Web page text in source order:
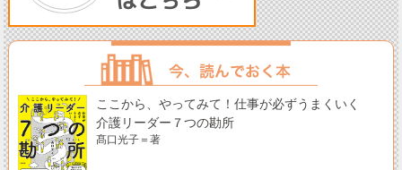
ここから、やってみて！仕事が必ずうまくいく
介護リーダー７つの勘所
髙口光子＝著